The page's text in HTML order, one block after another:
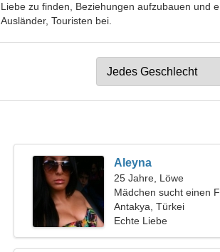
Liebe zu finden, Beziehungen aufzubauen und
Ausländer, Touristen bei.
Aleyna
25 Jahre, Löwe
Mädchen sucht einen
Antakya, Türkei
Echte Liebe